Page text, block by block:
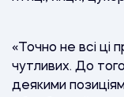
«Точно не всі ці
чутливих. До
деякими